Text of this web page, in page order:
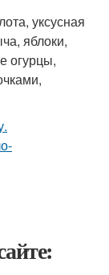
уксусная
яблоки,
огурцы,